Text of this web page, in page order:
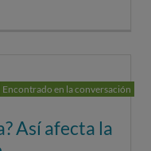
Encontrado en la conversación
Así afecta la